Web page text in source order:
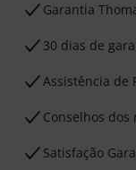
Garantia
30 dias de
Assistência de
Conselhos dos
Satisfação